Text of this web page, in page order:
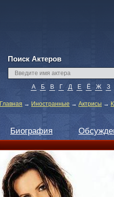
Поиск Актеров
А Б В Г Д Е Ё Ж З
Главная → Иностранные → Актрисы →
Биография